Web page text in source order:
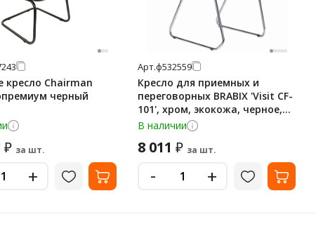
кресло Chairman
черный
₽ за шт.
+
Арт.ф532559
Кресло для приемных и
переговорных BRABIX 'Visit CF-
101', хром, экокожа, черное,
532559
В наличии
8 011 ₽ за шт.
- +